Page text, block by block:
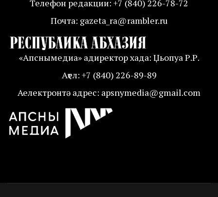
Телефон редакции: +7 (840) 226-78-72
Почта: gazeta_ra@rambler.ru
«Апснымедиа» адиректор хада: Џьопуа Р.Р.
Аҭел: +7 (840) 226-89-89
Аелектронтә адрес: apsnymedia@gmail.com